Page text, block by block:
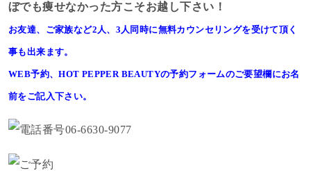
ぼでも痩せなかった方こそお越し下さい！
お友達、ご家族など2人、3人同時に無料カウンセリングを受けて頂く
事も出来ます。
WEB予約、HOT PEPPER BEAUTYの予約フォームのご要望欄にお名
前をご記入下さい。